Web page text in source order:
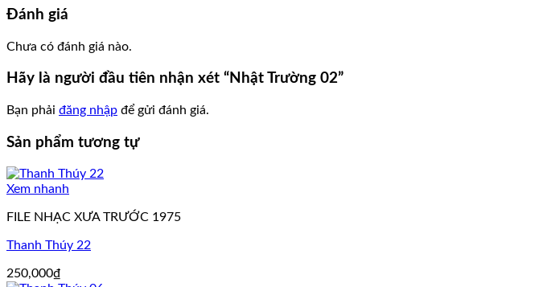
Đánh giá
Chưa có đánh giá nào.
Hãy là người đầu tiên nhận xét “Nhật Trường 02”
Bạn phải đăng nhập để gửi đánh giá.
Sản phẩm tương tự
Xem nhanh
FILE NHẠC XƯA TRƯỚC 1975
Thanh Thúy 22
250,000₫